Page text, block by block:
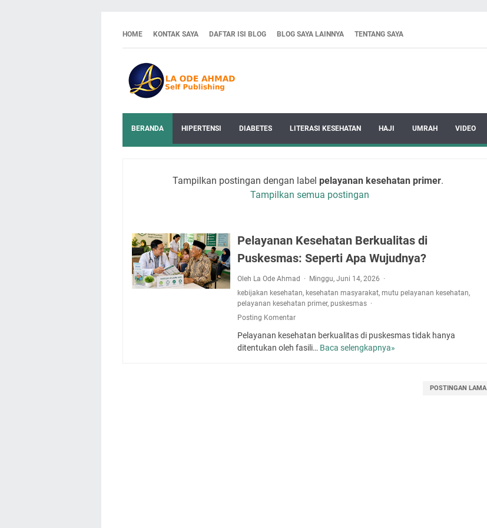
HOME KONTAK SAYA DAFTAR ISI BLOG BLOG SAYA LAINNYA TENTANG SAYA
BERANDA HIPERTENSI DIABETES LITERASI KESEHATAN HAJI UMRAH VIDEO
Tampilkan postingan dengan label pelayanan kesehatan primer.
Tampilkan semua postingan
Pelayanan Kesehatan Berkualitas di
Puskesmas: Seperti Apa Wujudnya?
Oleh La Ode Ahmad
Minggu, Juni 14, 2026
kebijakan kesehatan,kesehatan masyarakat,mutu pelayanan kesehatan,
pelayanan kesehatan primer,puskesmas
Posting Komentar
Pelayanan kesehatan berkualitas di puskesmas tidak hanya
ditentukan oleh fasili… Baca selengkapnya»
POSTINGAN LAMA